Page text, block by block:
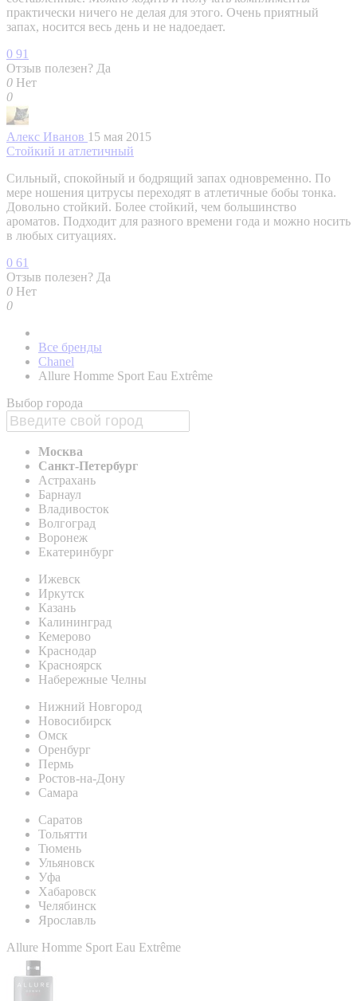
практически ничего не делая для этого. Очень приятный
запах, носится весь день и не надоедает.
0 91
Отзыв полезен? Да
0 Нет
0
Алекс Иванов 15 мая 2015
Стойкий и атлетичный
Сильный, спокойный и бодрящий запах одновременно. По
мере ношения цитрусы переходят в атлетичные бобы тонка.
Довольно стойкий. Более стойкий, чем большинство
ароматов. Подходит для разного времени года и можно носить
в любых ситуациях.
0 61
Отзыв полезен? Да
0 Нет
0
Все бренды
Chanel
Allure Homme Sport Eau Extrême
Выбор города
Москва
Санкт-Петербург
Астрахань
Барнаул
Владивосток
Волгоград
Воронеж
Екатеринбург
Ижевск
Иркутск
Казань
Калининград
Кемерово
Краснодар
Красноярск
Набережные Челны
Нижний Новгород
Новосибирск
Омск
Оренбург
Пермь
Ростов-на-Дону
Самара
Саратов
Тольятти
Тюмень
Ульяновск
Уфа
Хабаровск
Челябинск
Ярославль
Allure Homme Sport Eau Extrême